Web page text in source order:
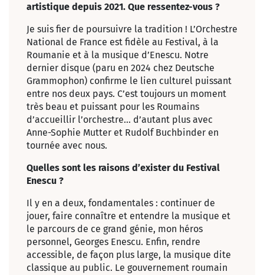
artistique depuis 2021. Que ressentez-vous ?
Je suis fier de poursuivre la tradition ! L’Orchestre
National de France est fidèle au Festival, à la
Roumanie et à la musique d’Enescu. Notre
dernier disque (paru en 2024 chez Deutsche
Grammophon) confirme le lien culturel puissant
entre nos deux pays. C’est toujours un moment
très beau et puissant pour les Roumains
d’accueillir l’orchestre… d’autant plus avec
Anne-Sophie Mutter et Rudolf Buchbinder en
tournée avec nous.
Quelles sont les raisons d’exister du Festival
Enescu ?
Il y en a deux, fondamentales : continuer de
jouer, faire connaître et entendre la musique et
le parcours de ce grand génie, mon héros
personnel, Georges Enescu. Enfin, rendre
accessible, de façon plus large, la musique dite
classique au public. Le gouvernement roumain